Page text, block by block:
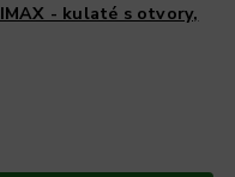
- kulaté s otvory,